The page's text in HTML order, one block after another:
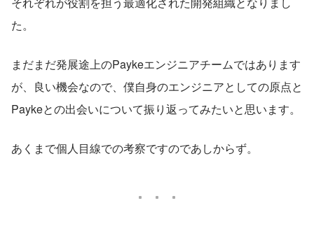
た。
まだまだ発展途上のPaykeエンジニアチームではあります
が、良い機会なので、僕自身のエンジニアとしての原点と
Paykeとの出会いについて振り返ってみたいと思います。
あくまで個人目線での考察ですのであしからず。